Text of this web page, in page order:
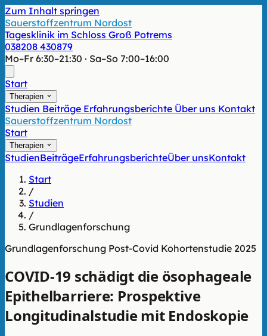
Zum Inhalt springen
Sauerstoffzentrum Nordost
Tagesklinik im Schloss Groß Potrems
038208 430879
Mo–Fr 6:30–21:30 · Sa–So 7:00–16:00
Start
Therapien
Studien Beiträge Erfahrungsberichte Über uns Kontakt
Sauerstoffzentrum Nordost
Start
Therapien
StudienBeiträgeErfahrungsberichteÜber unsKontakt
Start
/
Studien
/
Grundlagenforschung
Grundlagenforschung Post-Covid Kohortenstudie 2025
COVID-19 schädigt die ösophageale
Epithelbarriere: Prospektive
Longitudinalstudie mit Endoskopie